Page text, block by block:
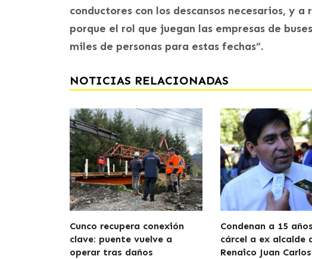
conductores con los descansos necesarios, y
porque el rol que juegan las empresas de
miles de personas para estas fechas”.
NOTICIAS RELACIONADAS
Cunco recupera conexión
clave: puente vuelve a
operar tras daños
Condenan a 15
cárcel a ex alcalde
Renaico Juan